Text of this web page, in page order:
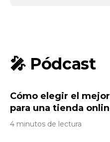
🎤 Pódcast
Cómo elegir el
para una tienda
4 minutos de lectura